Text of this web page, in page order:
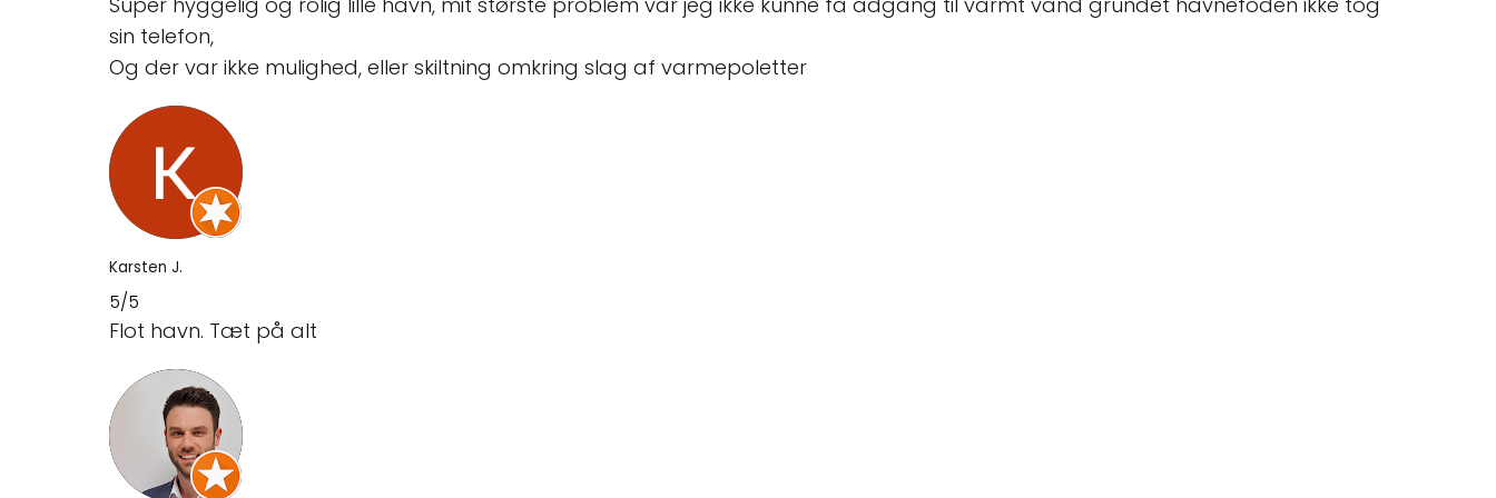
sin telefon,
Og der var ikke mulighed, eller skiltning omkring slag af varmepoletter
Karsten J.
5/5
Flot havn. Tæt på alt